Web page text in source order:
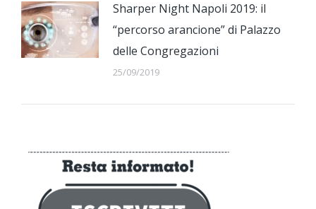
Sharper Night Napoli 2019: il
“percorso arancione” di Palazzo
delle Congregazioni
25/09/2019